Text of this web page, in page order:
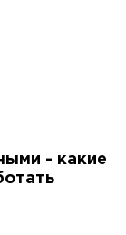
- какие